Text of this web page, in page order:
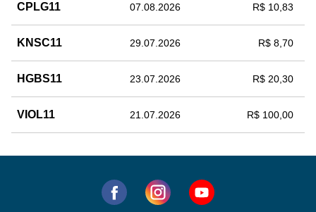
CPLG11 07.08.2026 R$ 10,83
KNSC11 29.07.2026 R$ 8,70
HGBS11 23.07.2026 R$ 20,30
VIOL11 21.07.2026 R$ 100,00